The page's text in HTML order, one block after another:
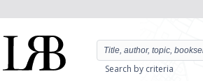
Search by criteria